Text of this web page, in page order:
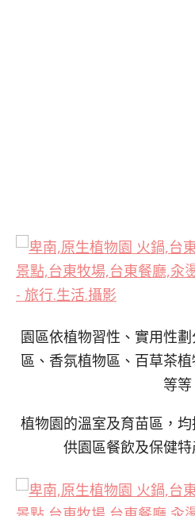
園區依植物習性、實用性
區、香氛植物區、百草茶
等等
植物園的溫室及育苗區，
供園區餐飲及保健特